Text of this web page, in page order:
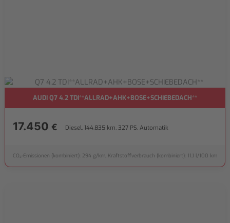
AUDI Q7 4.2 TDI**ALLRAD+AHK+BOSE+SCHIEBEDACH**
17.450 € Diesel, 144.835 km, 327 PS, Automatik
CO₂-Emissionen (kombiniert): 294 g/km, Kraftstoffverbrauch (kombiniert): 11,1 l/100 km